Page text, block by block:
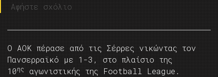
Αφήστε σχόλιο
Ο ΑΟΚ πέρασε από τις Σέρρες νικώντας τον
Πανσερραϊκό με 1-3, στο πλαίσιο της
10ης
αγωνιστικής της Football League.